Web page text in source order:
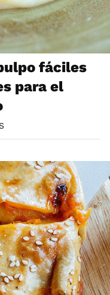
fáciles
para el